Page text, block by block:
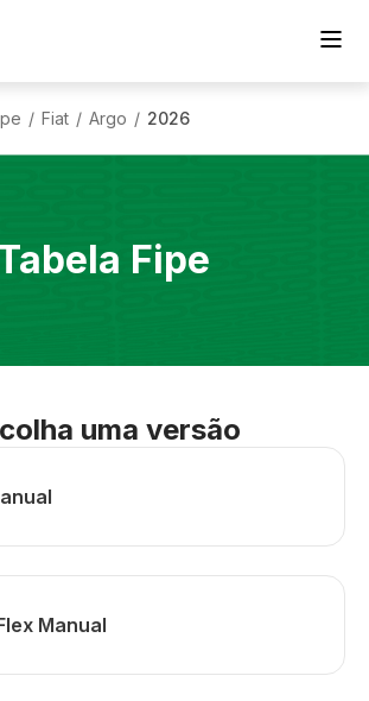
/ Fiat / Argo / 2026
Fipe
uma versão
Manual